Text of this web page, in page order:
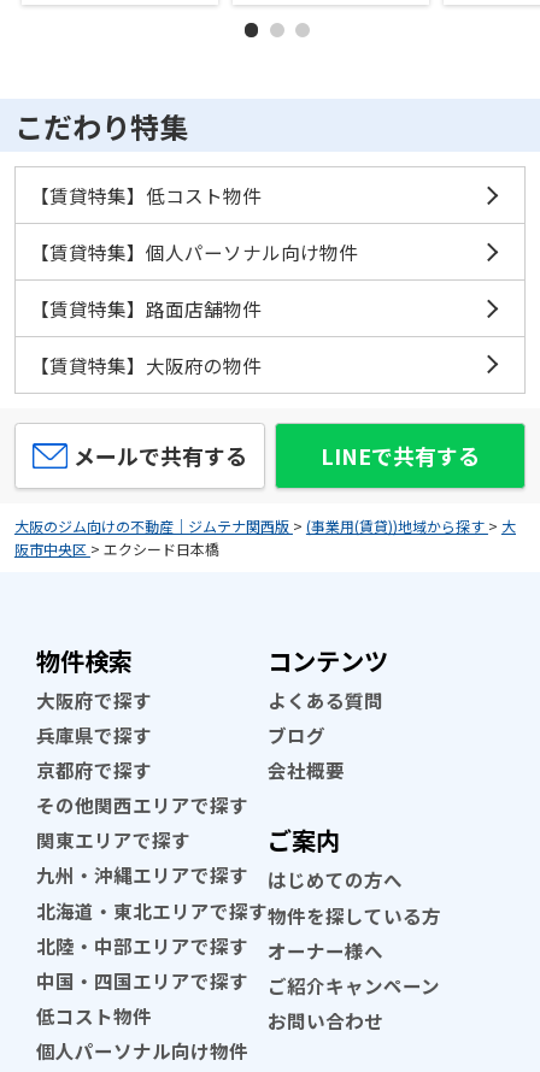
こだわり特集
【賃貸特集】低コスト物件
【賃貸特集】個人パーソナル向け物件
【賃貸特集】路面店舗物件
【賃貸特集】大阪府の物件
メールで共有する LINEで共有する
大阪のジム向けの不動産｜ジムテナ関西版 > (事業用(賃貸))地域から探す > 大
阪市中央区 > エクシード日本橋
物件検索
大阪府で探す
兵庫県で探す
京都府で探す
その他関西エリアで探す
関東エリアで探す
九州・沖縄エリアで探す
北海道・東北エリアで探す
北陸・中部エリアで探す
中国・四国エリアで探す
低コスト物件
個人パーソナル向け物件
コンテンツ
よくある質問
ブログ
会社概要
ご案内
はじめての方へ
物件を探している方
オーナー様へ
ご紹介キャンペーン
お問い合わせ